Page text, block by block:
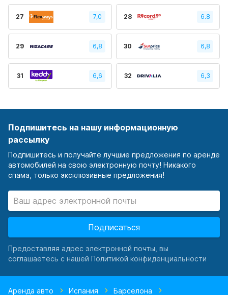
27 7,0 28 6.8
29 6,8 30 6,8
31 6,6 32 6,3
Подпишитесь на нашу информационную
рассылку
Подпишитесь и получайте лучшие предложения по аренде
автомобилей на свою электронную почту! Никакого
спама, только эксклюзивные предложения!
Подписаться
Предоставляя адрес электронной почты, вы
соглашаетесь с нашей Политикой конфиденциальности
Аренда авто Испания
Барселона